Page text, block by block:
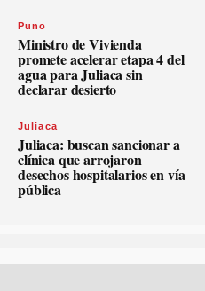
Puno
Ministro de Vivienda
promete acelerar etapa 4 del
agua para Juliaca sin
declarar desierto
Juliaca
Juliaca: buscan sancionar a
clínica que arrojaron
desechos hospitalarios en vía
pública